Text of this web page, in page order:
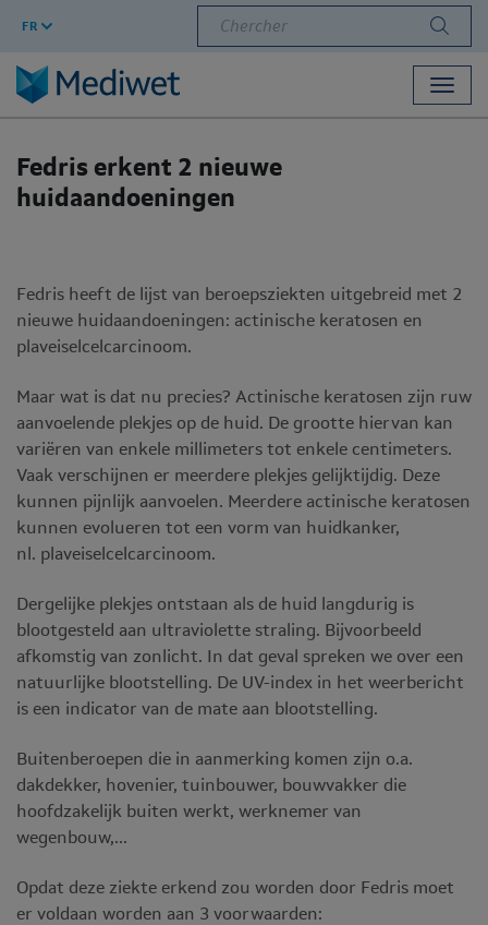
FR Chercher
Fedris erkent 2 nieuwe
huidaandoeningen
Fedris heeft de lijst van beroepsziekten uitgebreid met 2
nieuwe huidaandoeningen: actinische keratosen en
plaveiselcelcarcinoom.
Maar wat is dat nu precies? Actinische keratosen zijn ruw
aanvoelende plekjes op de huid. De grootte hiervan kan
variëren van enkele millimeters tot enkele centimeters.
Vaak verschijnen er meerdere plekjes gelijktijdig. Deze
kunnen pijnlijk aanvoelen. Meerdere actinische keratosen
kunnen evolueren tot een vorm van huidkanker,
nl. plaveiselcelcarcinoom.
Dergelijke plekjes ontstaan als de huid langdurig is
blootgesteld aan ultraviolette straling. Bijvoorbeeld
afkomstig van zonlicht. In dat geval spreken we over een
natuurlijke blootstelling. De UV-index in het weerbericht
is een indicator van de mate aan blootstelling.
Buitenberoepen die in aanmerking komen zijn o.a.
dakdekker, hovenier, tuinbouwer, bouwvakker die
hoofdzakelijk buiten werkt, werknemer van
wegenbouw,...
Opdat deze ziekte erkend zou worden door Fedris moet
er voldaan worden aan 3 voorwaarden: